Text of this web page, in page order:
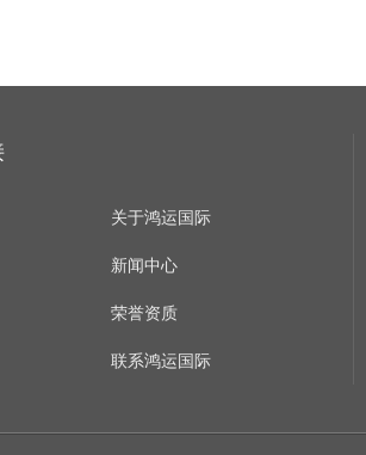
关于鸿运国际
新闻中心
荣誉资质
联系鸿运国际